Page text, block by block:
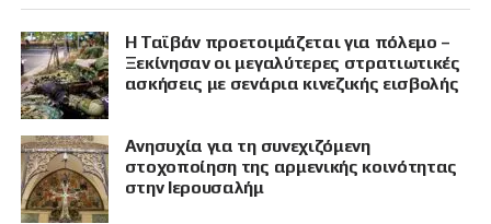
Η Ταϊβάν προετοιμάζεται για πόλεμο –
Ξεκίνησαν οι μεγαλύτερες στρατιωτικές
ασκήσεις με σενάρια κινεζικής εισβολής
Ανησυχία για τη συνεχιζόμενη
στοχοποίηση της αρμενικής κοινότητας
στην Ιερουσαλήμ